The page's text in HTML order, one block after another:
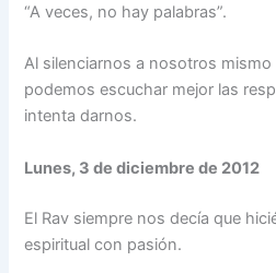
“A veces, no hay palabras”.
Al silenciarnos a nosotros mismo
podemos escuchar mejor las
intenta darnos.
Lunes, 3 de diciembre de 2012
El Rav siempre nos decía que
espiritual con pasión.